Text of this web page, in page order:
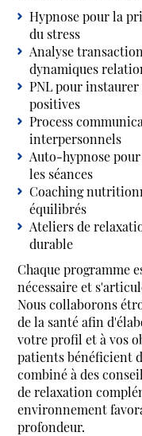
Hypnose pour la
du stress
Analyse
dynamiques
PNL pour instaurer
positives
Process
interpersonnels
Auto-hypnose
les séances
Coaching
équilibrés
Ateliers de
durable
Chaque programme
nécessaire et
Nous collaborons
de la santé afin
votre profil et à vos
patients bénéficient
combiné à des
de relaxation
environnement
profondeur.